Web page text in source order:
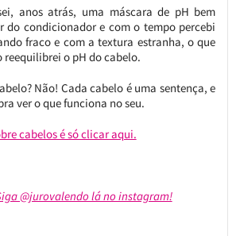
anos atrás, uma máscara de pH bem
condicionador e com o tempo percebi
fraco e com a textura estranha, o que
reequilibrei o pH do cabelo.
Não! Cada cabelo é uma sentença, e
ver o que funciona no seu.
cabelos é só clicar aqui.
@jurovalendo lá no instagram!